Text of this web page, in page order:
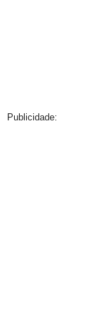
Publicidade: